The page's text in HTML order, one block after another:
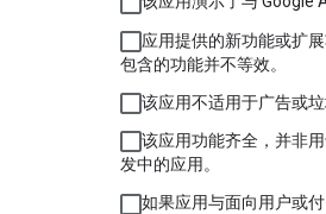
应用提供的新功能或扩
包含的功能并不等效。
该应用不适用于广告或垃
该应用功能齐全，并非
发中的应用。
如果应用与面向用户或